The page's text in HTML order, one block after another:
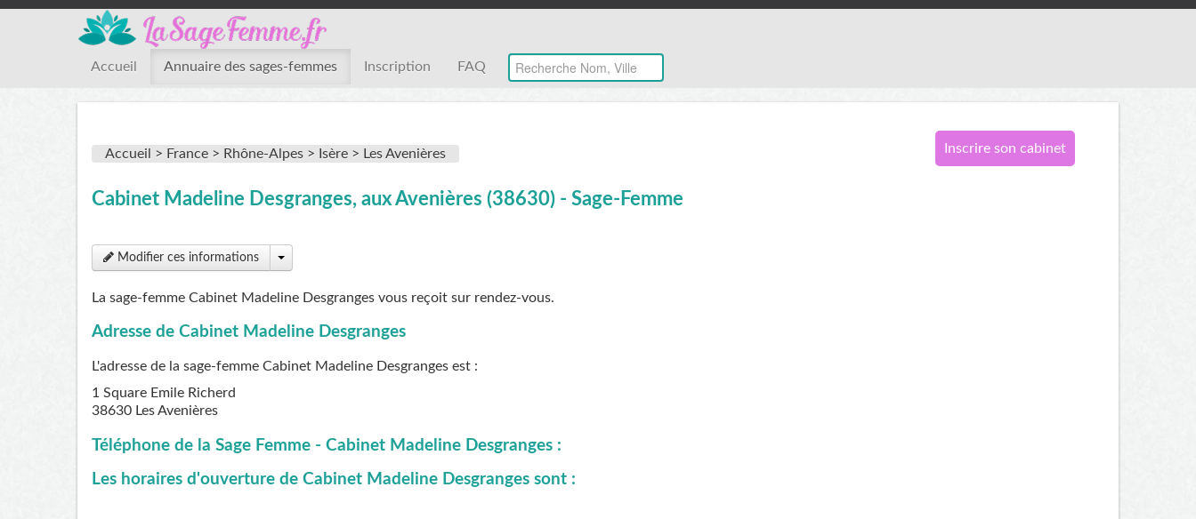
Accueil Annuaire des sages-femmes Inscription FAQ
Accueil > France > Rhône-Alpes > Isère > Les Avenières
Cabinet Madeline Desgranges, aux Avenières (38630) - Sage-Femme
Modifier ces informations
La sage-femme Cabinet Madeline Desgranges vous reçoit sur rendez-vous.
Adresse de Cabinet Madeline Desgranges
L'adresse de la sage-femme Cabinet Madeline Desgranges est :
1 Square Emile Richerd
38630 Les Avenières
Téléphone de la Sage Femme - Cabinet Madeline Desgranges :
Les horaires d'ouverture de Cabinet Madeline Desgranges sont :
Inscrire son cabinet